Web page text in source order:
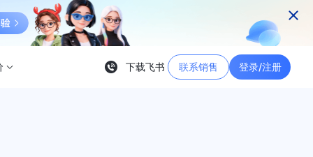
下载飞书 联系销售 登录/注册